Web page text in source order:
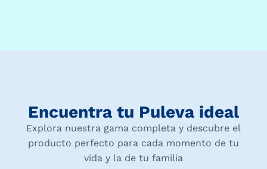
Encuentra tu Puleva ideal
Explora nuestra gama completa y descubre el
producto perfecto para cada momento de tu
vida y la de tu familia